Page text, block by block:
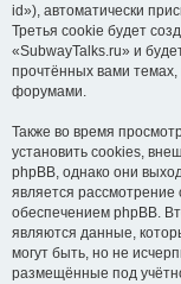
id»), автоматически
Третья cookie будет
«SubwayTalks.ru» и
прочтённых вами
форумами.
Также во время
установить cookies,
phpBB, однако они
является
обеспечением phpBB.
являются данные,
могут быть, но не
размещённые под